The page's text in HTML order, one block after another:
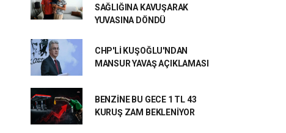
SAĞLIĞINA KAVUŞARAK
YUVASINA DÖNDÜ
CHP'Lİ KUŞOĞLU'NDAN
MANSUR YAVAŞ AÇIKLAMASI
BENZİNE BU GECE 1 TL 43
KURUŞ ZAM BEKLENİYOR